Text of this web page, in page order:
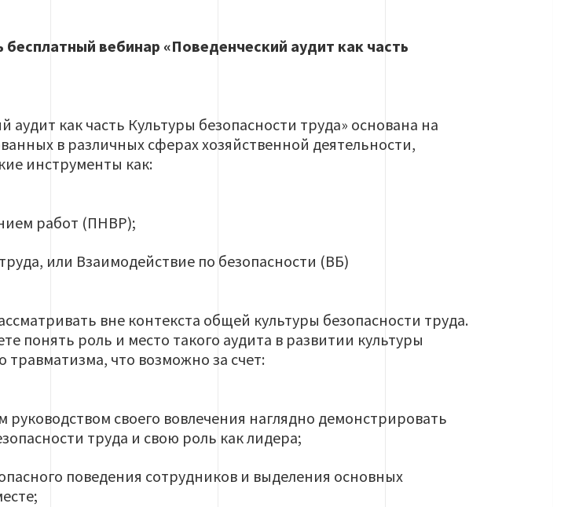
вебинар «Поведенческий аудит как часть
как часть Культуры безопасности труда» основана на
в различных сферах хозяйственной деятельности,
инструменты как:
работ (ПНВР);
или Взаимодействие по безопасности (ВБ)
вне контекста общей культуры безопасности труда.
понять роль и место такого аудита в развитии культуры
травматизма, что возможно за счет:
своего вовлечения наглядно демонстрировать
труда и свою роль как лидера;
поведения сотрудников и выделения основных